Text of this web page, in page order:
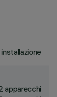
apparecchi